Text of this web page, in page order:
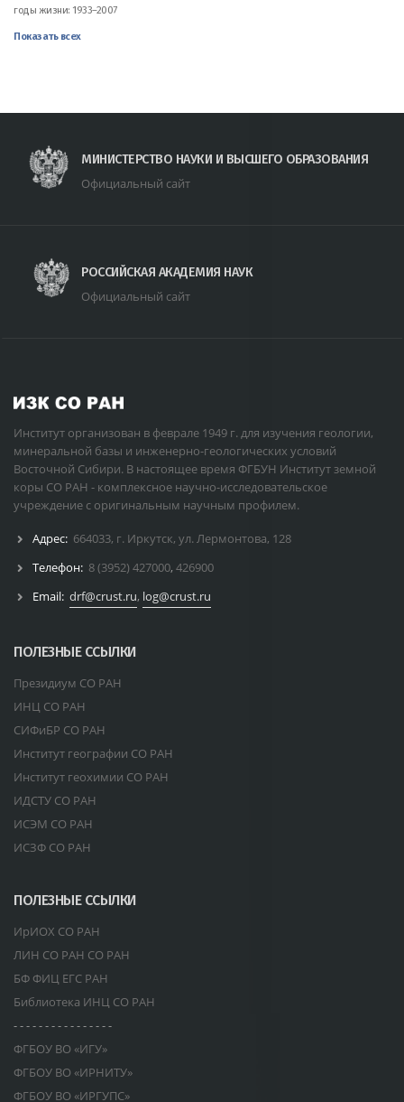
годы жизни: 1933–2007
Показать всех
МИНИСТЕРСТВО НАУКИ И ВЫСШЕГО ОБРАЗОВАНИЯ
Официальный сайт
РОССИЙСКАЯ АКАДЕМИЯ НАУК
Официальный сайт
Институт организован в феврале 1949 г. для изучения геологии,
минеральной базы и инженерно-геологических условий
Восточной Сибири. В настоящее время ФГБУН Институт земной
коры СО РАН - комплексное научно-исследовательское
учреждение с оригинальным научным профилем.
Адрес: 664033, г. Иркутск, ул. Лермонтова, 128
Телефон: 8 (3952) 427000, 426900
Email: drf@crust.ru, log@crust.ru
ПОЛЕЗНЫЕ ССЫЛКИ
Президиум СО РАН
ИНЦ СО РАН
СИФиБР СО РАН
Институт географии СО РАН
Институт геохимии СО РАН
ИДСТУ СО РАН
ИСЭМ СО РАН
ИСЗФ СО РАН
ПОЛЕЗНЫЕ ССЫЛКИ
ИрИОХ СО РАН
ЛИН СО РАН СО РАН
БФ ФИЦ ЕГС РАН
Библиотека ИНЦ СО РАН
- - - - - - - - - - - - - - - -
ФГБОУ ВО «ИГУ»
ФГБОУ ВО «ИРНИТУ»
ФГБОУ ВО «ИРГУПС»